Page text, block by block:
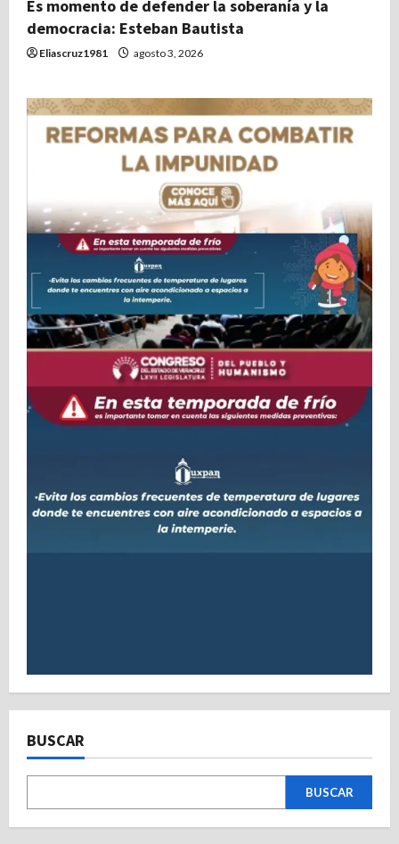
Es momento de defender la soberanía y la
democracia: Esteban Bautista
Eliascruz1981 agosto 3, 2026
BUSCAR
BUSCAR